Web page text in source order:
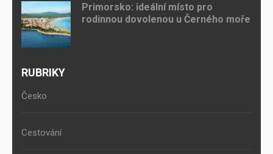
Primorsko: ideální místo pro
rodinnou dovolenou u Černého moře
RUBRIKY
Česko
Cestování